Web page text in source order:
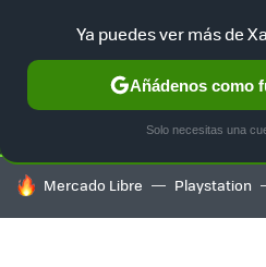
SELECCIÓN GAMING HOME
HOY SE HABLA DE
Mercado Libre Playstation
Ya puedes ver más de
Añádenos como
Solo necesitas una